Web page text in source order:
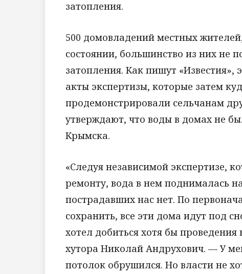
затопления.
500 домовладений местных
состоянии, большинство из них не
затопления. Как пишут
акты экспертизы, которые затем
продемонстрировали сельчанам
утверждают, что воды в домах не
Крымска.
«Следуя независимой экспертизе,
ремонту, вода в нем поднималась
пострадавших нас нет. По
сохранить, все эти дома идут под
хотел добиться хотя бы
хутора Николай Андрухович. — У
потолок обрушился. Но власти не